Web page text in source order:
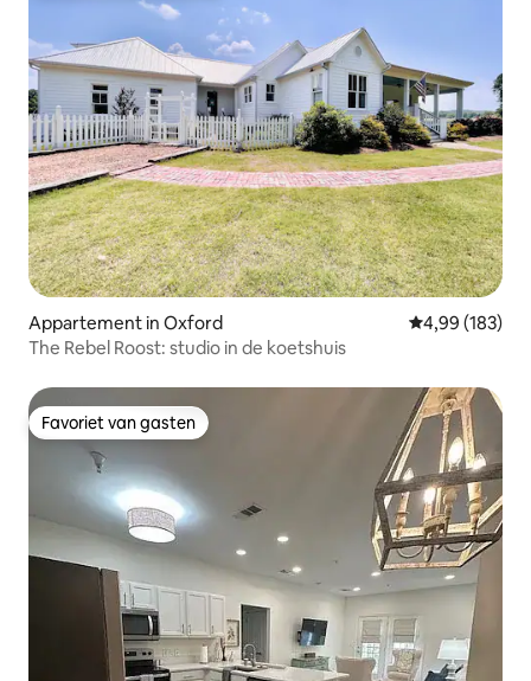
Appartement in Oxford Gemiddelde
4,99 (183)
The Rebel Roost: studio in de koetshuis
Favoriet van gasten
Favoriet van gasten